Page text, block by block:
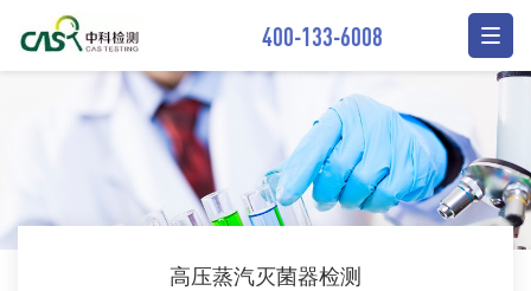
400-133-6008
高压蒸汽灭菌器检测